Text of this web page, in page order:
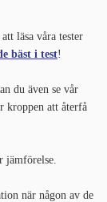
läsa våra tester
bäst i test!
du även se vår
kroppen att återfå
jämförelse.
när någon av de